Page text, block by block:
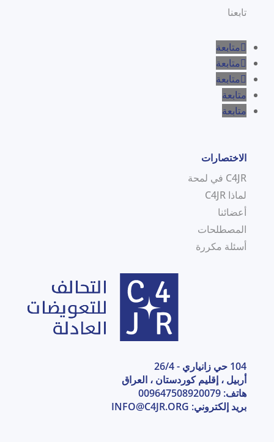
تابعنا
متابعة
متابعة
متابعة
متابعة
متابعة
الاختصارات
C4JR في لمحة
لماذا C4JR
أعضائنا
المصطلحات
أسئلة مكررة
104 حي زانياري - 26/4
أربيل ، إقليم كوردستان ، العراق
هاتف: 009647508920079
بريد إلكتروني: INFO@C4JR.ORG